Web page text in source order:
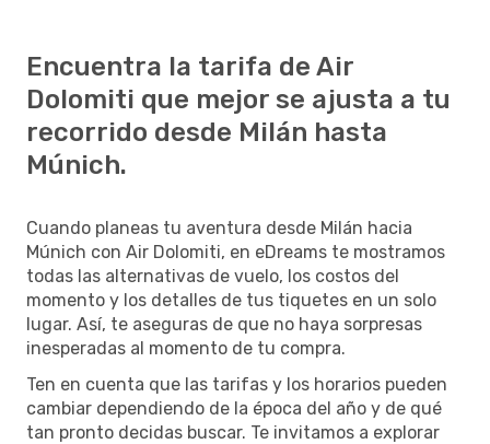
Encuentra la tarifa de Air
Dolomiti que mejor se ajusta a tu
recorrido desde Milán hasta
Múnich.
Cuando planeas tu aventura desde Milán hacia
Múnich con Air Dolomiti, en eDreams te mostramos
todas las alternativas de vuelo, los costos del
momento y los detalles de tus tiquetes en un solo
lugar. Así, te aseguras de que no haya sorpresas
inesperadas al momento de tu compra.
Ten en cuenta que las tarifas y los horarios pueden
cambiar dependiendo de la época del año y de qué
tan pronto decidas buscar. Te invitamos a explorar